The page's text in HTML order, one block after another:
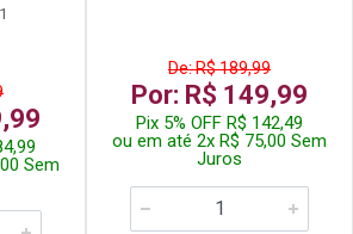
Sem
De: R$ 189,99
Por: R$ 149,99
Pix 5% OFF R$ 142,49
ou em até 2x R$ 75,00 Sem
Juros